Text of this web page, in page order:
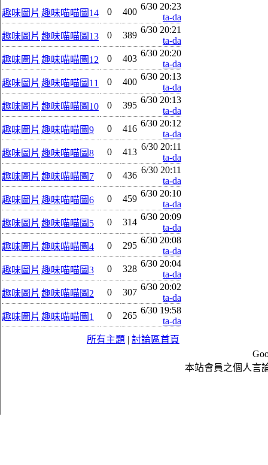
趣味圖片 趣味喵喵圖14 0 400
6/30 20:23
ta-da
趣味圖片 趣味喵喵圖13 0 389
6/30 20:21
ta-da
趣味圖片 趣味喵喵圖12 0 403
6/30 20:20
ta-da
趣味圖片 趣味喵喵圖11 0 400
6/30 20:13
ta-da
趣味圖片 趣味喵喵圖10 0 395
6/30 20:13
ta-da
趣味圖片 趣味喵喵圖9 0 416
6/30 20:12
ta-da
趣味圖片 趣味喵喵圖8 0 413
6/30 20:11
ta-da
趣味圖片 趣味喵喵圖7 0 436
6/30 20:11
ta-da
趣味圖片 趣味喵喵圖6 0 459
6/30 20:10
ta-da
趣味圖片 趣味喵喵圖5 0 314
6/30 20:09
ta-da
趣味圖片 趣味喵喵圖4 0 295
6/30 20:08
ta-da
趣味圖片 趣味喵喵圖3 0 328
6/30 20:04
ta-da
趣味圖片 趣味喵喵圖2 0 307
6/30 20:02
ta-da
趣味圖片 趣味喵喵圖1 0 265
6/30 19:58
ta-da
所有主題 | 討論區首頁
本站會員之個人言